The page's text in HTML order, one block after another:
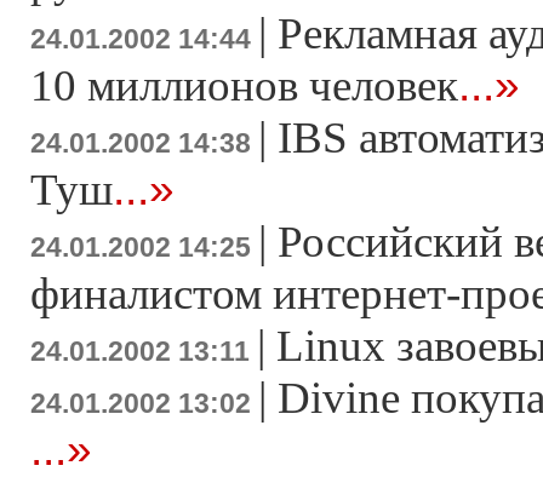
24.01.2002 14:44 | Рекламная
10 миллионов человек...»
24.01.2002 14:38 | IBS
Туш...»
24.01.2002 14:25 | Российский
финалистом интернет-
24.01.2002 13:11 | Linux
24.01.2002 13:02 | Divine
...»